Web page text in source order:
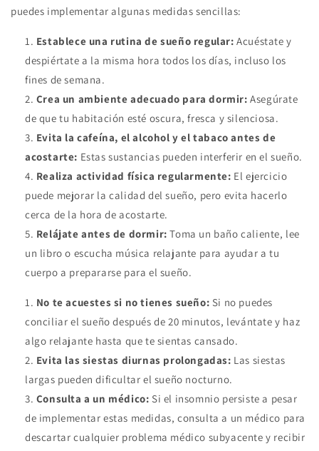
puedes implementar algunas medidas sencillas:
Establece una rutina de sueño regular: Acuéstate y
despiértate a la misma hora todos los días, incluso los
fines de semana.
Crea un ambiente adecuado para dormir: Asegúrate
de que tu habitación esté oscura, fresca y silenciosa.
Evita la cafeína, el alcohol y el tabaco antes de
acostarte: Estas sustancias pueden interferir en el sueño.
Realiza actividad física regularmente: El ejercicio
puede mejorar la calidad del sueño, pero evita hacerlo
cerca de la hora de acostarte.
Relájate antes de dormir: Toma un baño caliente, lee
un libro o escucha música relajante para ayudar a tu
cuerpo a prepararse para el sueño.
No te acuestes si no tienes sueño: Si no puedes
conciliar el sueño después de 20 minutos, levántate y haz
algo relajante hasta que te sientas cansado.
Evita las siestas diurnas prolongadas: Las siestas
largas pueden dificultar el sueño nocturno.
Consulta a un médico: Si el insomnio persiste a pesar
de implementar estas medidas, consulta a un médico para
descartar cualquier problema médico subyacente y recibir